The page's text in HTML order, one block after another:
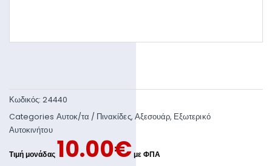
Κωδικός:24440
Categories Αυτοκ/τα / Πινακίδες, Αξεσουάρ, Εξωτερικό
Αυτοκινήτου
10.00€